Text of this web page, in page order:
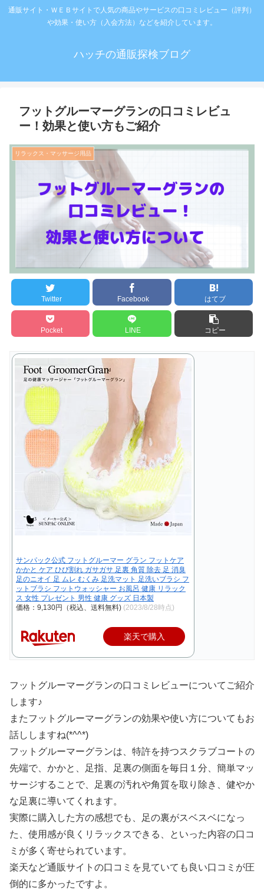
通販サイト・ＷＥＢサイトで人気の商品やサービスの口コミレビュー（評判）
や効果・使い方（入会方法）などを紹介しています。
ハッチの通販探検ブログ
フットグルーマーグランの口コミレビュ
ー！効果と使い方もご紹介
リラックス・マッサージ用品
Twitter Facebook はてブ
Pocket LINE コピー
サンパック公式 フットグルーマー グラン フットケア
かかと ケア ひび割れ ガサガサ 足裏 角質 除去 足 消臭
足のニオイ 足 ムレ むくみ 足洗マット 足洗いブラシ フ
ットブラシ フットウォッシャー お風呂 健康 リラック
ス 女性 プレゼント 男性 健康 グッズ 日本製
価格：9,130円（税込、送料無料) (2023/8/28時点)
楽天で購入
フットグルーマーグランの口コミレビューについてご紹介
します♪
またフットグルーマーグランの効果や使い方についてもお
話ししますね(*^^*)
フットグルーマーグランは、特許を持つスクラブコートの
先端で、かかと、足指、足裏の側面を毎日１分、簡単マッ
サージすることで、足裏の汚れや角質を取り除き、健やか
な足裏に導いてくれます。
実際に購入した方の感想でも、足の裏がスベスベになっ
た、使用感が良くリラックスできる、といった内容の口コ
ミが多く寄せられています。
楽天など通販サイトの口コミを見ていても良い口コミが圧
倒的に多かったですよ。